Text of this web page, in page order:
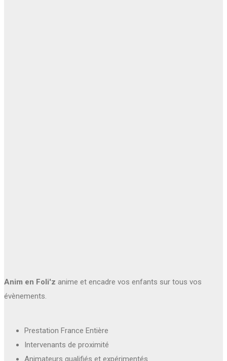
Anim en Foli'z anime et encadre vos enfants sur tous vos
évènements.
Prestation France Entière
Intervenants de proximité
Animateurs qualifiés et expérimentés